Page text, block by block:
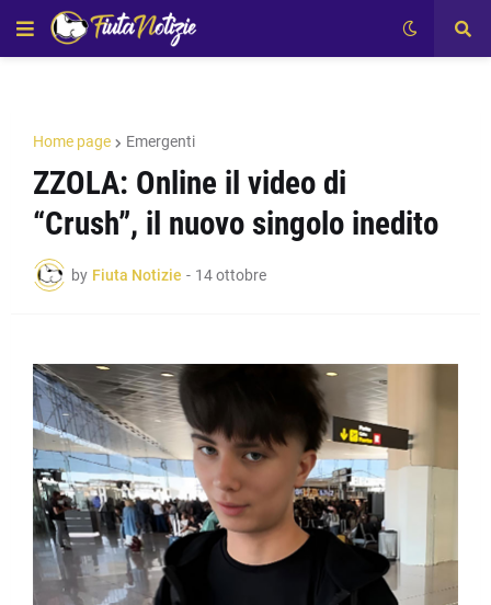
Home page Emergenti
ZZOLA: Online il video di
“Crush”, il nuovo singolo inedito
by Fiuta Notizie - 14 ottobre